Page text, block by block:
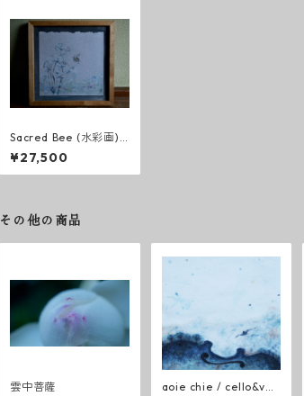
Sacred Bee (水彩画)
M
¥27,500
その他の商品
雲中菩薩
aoie chie / cello&voi